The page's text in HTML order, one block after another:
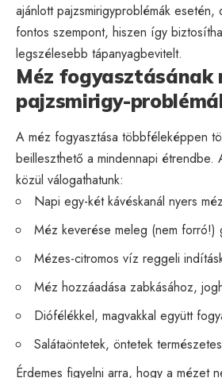
ajánlott pajzsmirigyproblémák esetén,
fontos szempont, hiszen így
legszélesebb tápanyagbevitelt.
Méz fogyasztásának
pajzsmirigy-
A méz fogyasztása többféleképpen
beilleszthető a mindennapi
közül válogathatunk:
Napi egy-két kávéskanál nyers
Méz keverése meleg (nem forró!)
Mézes-citromos víz reggeli
Méz hozzáadása zabkásához,
Diófélékkel, magvakkal együtt
Salátaöntetek, öntetek
Érdemes figyelni arra, hogy a mézet